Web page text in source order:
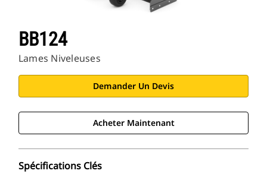
BB124
Lames Niveleuses
Demander Un Devis
Acheter Maintenant
Spécifications Clés